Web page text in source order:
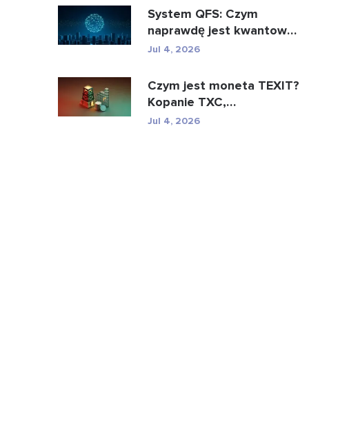
System QFS: Czym
naprawdę jest kwantowy
system finansowy (2026)
Jul 4, 2026
Czym jest moneta TEXIT?
Kopanie TXC,
specyfikacje i ryzyko
Jul 4, 2026